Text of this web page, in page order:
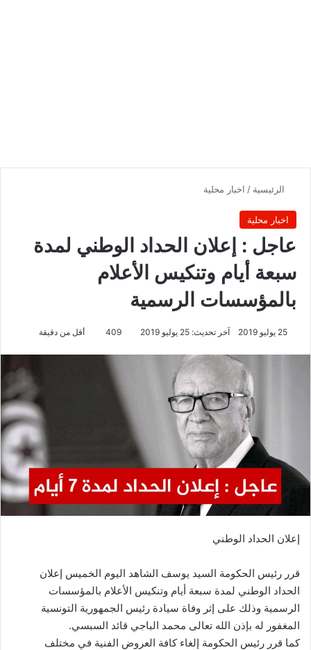
الرئيسية / اخبار محلية
اخبار محلية
عاجل : إعلان الحداد الوطني لمدة
سبعة أيام وتنكيس الأعلام
بالمؤسسات الرسمية
25 يوليو 2019 آخر تحديث: 25 يوليو 2019 409 أقل من دقيقة
إعلان الحداد الوطني
قرر رئيس الحكومة السيد يوسف الشاهد اليوم الخميس إعلان
الحداد الوطني لمدة سبعة أيام وتنكيس الأعلام بالمؤسسات
الرسمية وذلك على إثر وفاة سيادة رئيس الجمهورية التونسية
المغفور له بإذن الله تعالى محمد الباجي قائد السبسي.
كما قرر رئيس الحكومة إلغاء كافة العروض الفنية في مختلف